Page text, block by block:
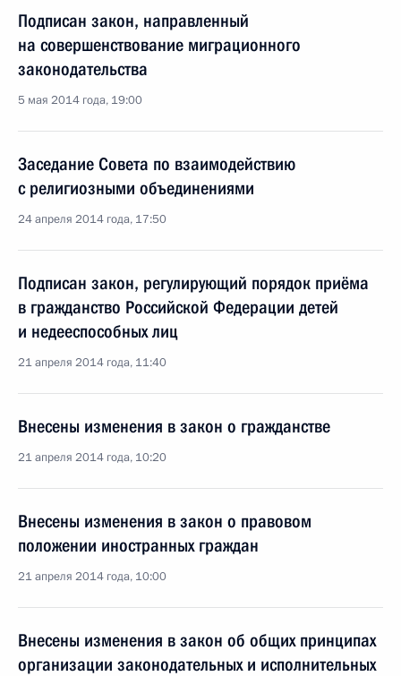
Подписан закон, направленный
на совершенствование миграционного
законодательства
5 мая 2014 года, 19:00
Заседание Совета по взаимодействию
с религиозными объединениями
24 апреля 2014 года, 17:50
Подписан закон, регулирующий порядок приёма
в гражданство Российской Федерации детей
и недееспособных лиц
21 апреля 2014 года, 11:40
Внесены изменения в закон о гражданстве
21 апреля 2014 года, 10:20
Внесены изменения в закон о правовом
положении иностранных граждан
21 апреля 2014 года, 10:00
Внесены изменения в закон об общих принципах
организации законодательных и исполнительных